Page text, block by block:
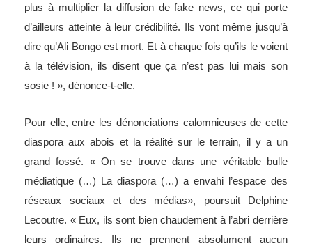
plus à multiplier la diffusion de fake news, ce qui porte
d’ailleurs atteinte à leur crédibilité. Ils vont même jusqu’à
dire qu’Ali Bongo est mort. Et à chaque fois qu’ils le voient
à la télévision, ils disent que ça n’est pas lui mais son
sosie ! », dénonce-t-elle.
Pour elle, entre les dénonciations calomnieuses de cette
diaspora aux abois et la réalité sur le terrain, il y a un
grand fossé. « On se trouve dans une véritable bulle
médiatique (…) La diaspora (…) a envahi l’espace des
réseaux sociaux et des médias», poursuit Delphine
Lecoutre. « Eux, ils sont bien chaudement à l’abri derrière
leurs ordinaires. Ils ne prennent absolument aucun